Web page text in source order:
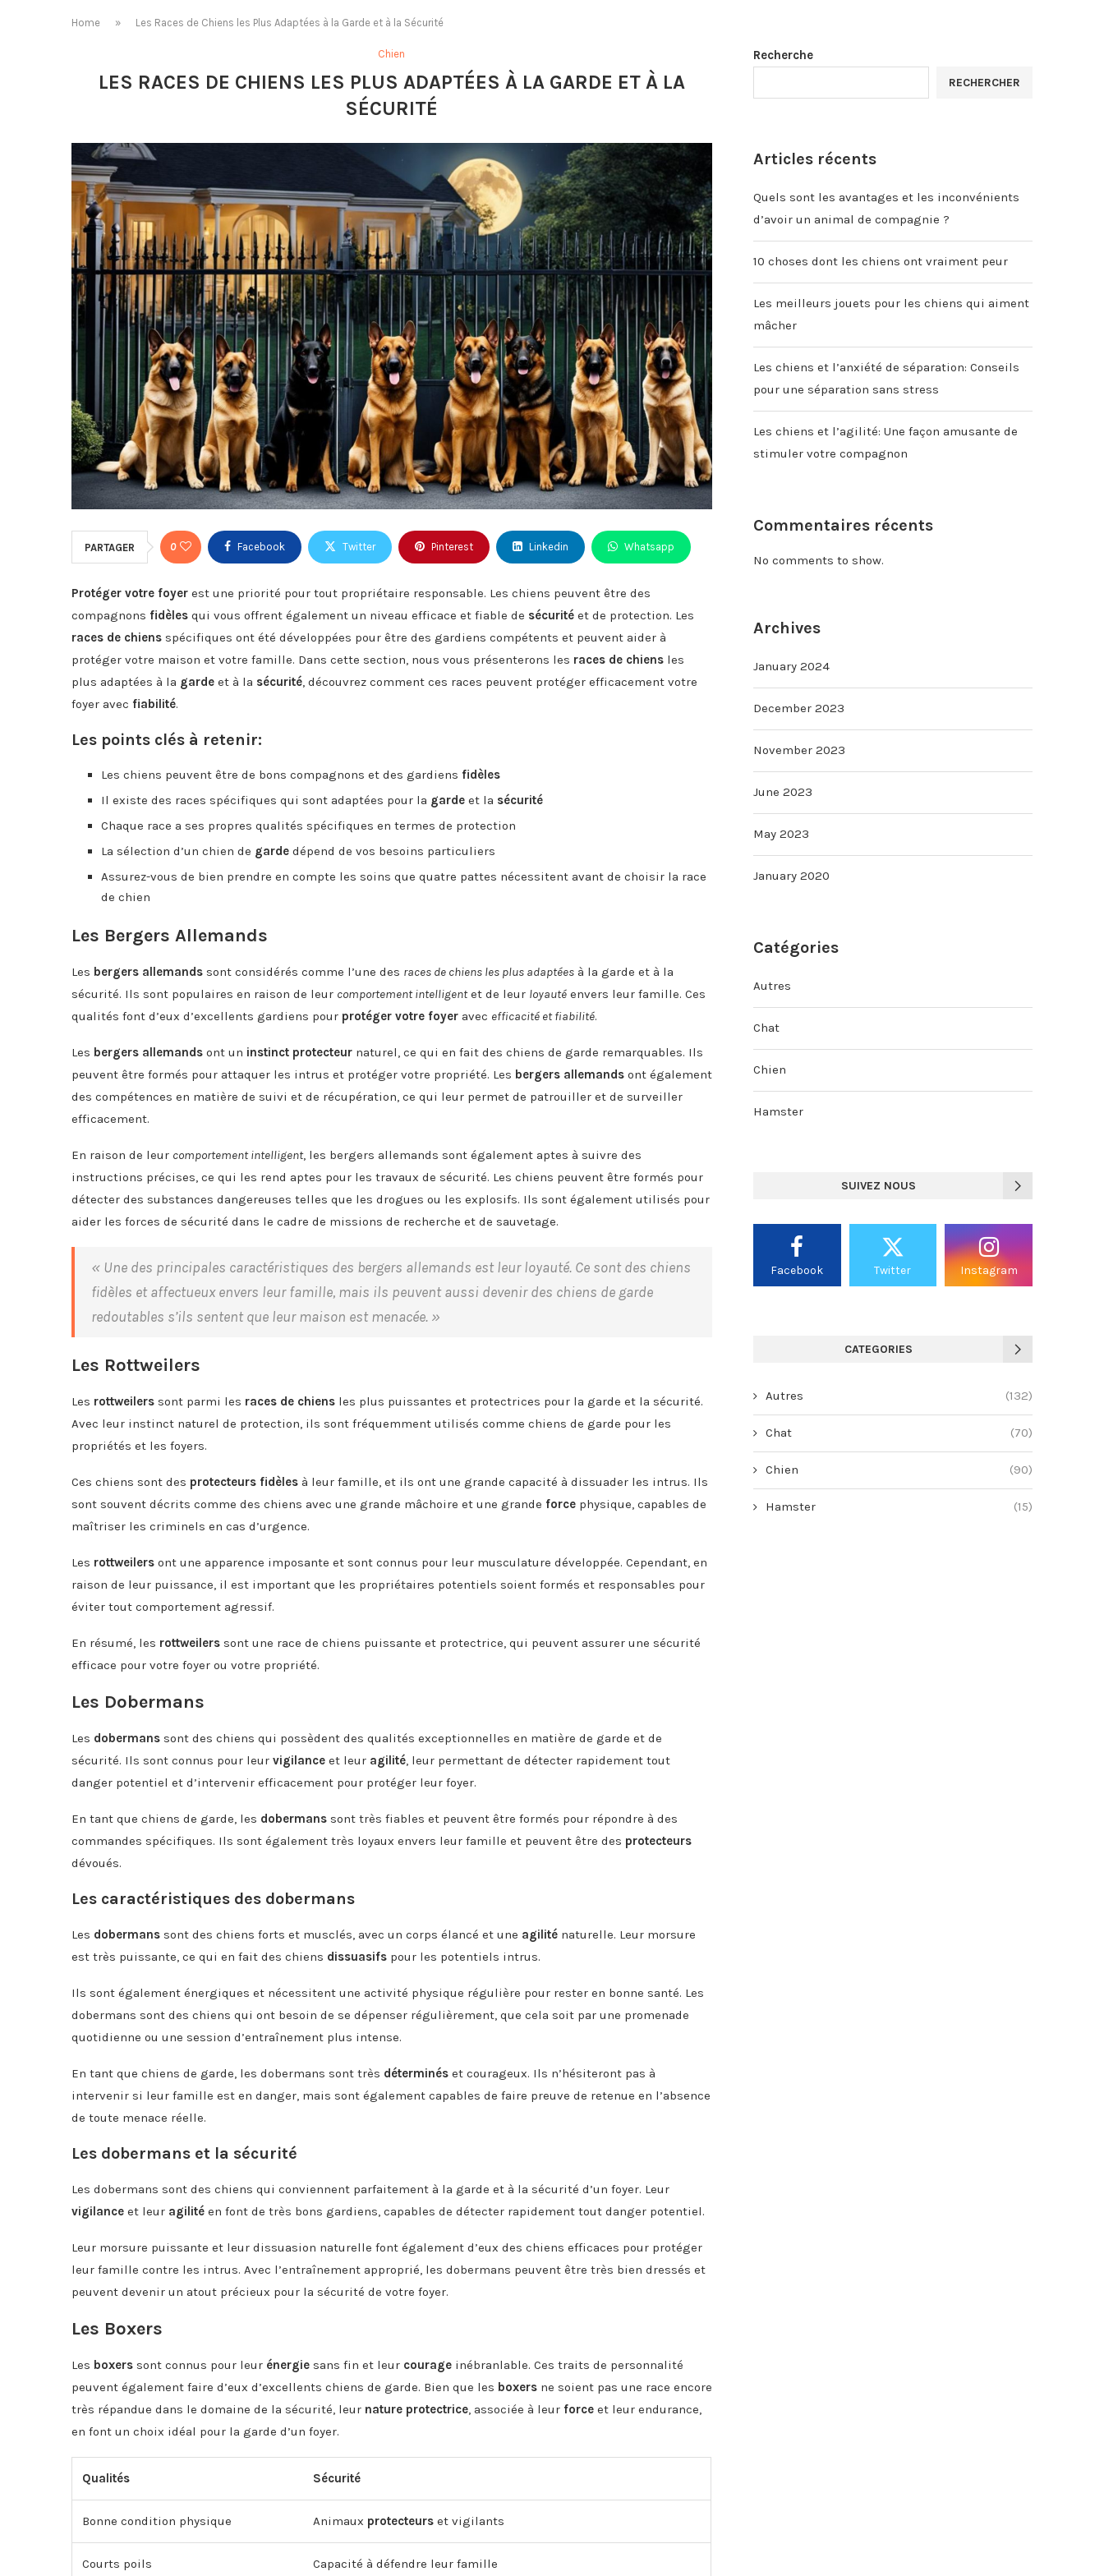
Home » Les Races de Chiens les Plus Adaptées à la Garde et à la Sécurité
Chien
LES RACES DE CHIENS LES PLUS ADAPTÉES À LA GARDE ET À LA
SÉCURITÉ
PARTAGER 0 Facebook Twitter Pinterest Linkedin Whatsapp
Protéger votre foyer est une priorité pour tout propriétaire responsable. Les chiens peuvent être des
compagnons fidèles qui vous offrent également un niveau efficace et fiable de sécurité et de protection. Les
races de chiens spécifiques ont été développées pour être des gardiens compétents et peuvent aider à
protéger votre maison et votre famille. Dans cette section, nous vous présenterons les races de chiens les
plus adaptées à la garde et à la sécurité, découvrez comment ces races peuvent protéger efficacement votre
foyer avec fiabilité.
Les points clés à retenir:
Les chiens peuvent être de bons compagnons et des gardiens fidèles
Il existe des races spécifiques qui sont adaptées pour la garde et la sécurité
Chaque race a ses propres qualités spécifiques en termes de protection
La sélection d’un chien de garde dépend de vos besoins particuliers
Assurez-vous de bien prendre en compte les soins que quatre pattes nécessitent avant de choisir la race
de chien
Les Bergers Allemands
Les bergers allemands sont considérés comme l’une des races de chiens les plus adaptées à la garde et à la
sécurité. Ils sont populaires en raison de leur comportement intelligentet de leur loyauté envers leur famille. Ces
qualités font d’eux d’excellents gardiens pour protéger votre foyer avec efficacité et fiabilité.
Les bergers allemands ont un instinct protecteur naturel, ce qui en fait des chiens de garde remarquables. Ils
peuvent être formés pour attaquer les intrus et protéger votre propriété. Les bergers allemands ont également
des compétences en matière de suivi et de récupération, ce qui leur permet de patrouiller et de surveiller
efficacement.
En raison de leur comportement intelligent, les bergers allemands sont également aptes à suivre des
instructions précises, ce qui les rend aptes pour les travaux de sécurité. Les chiens peuvent être formés pour
détecter des substances dangereuses telles que les drogues ou les explosifs. Ils sont également utilisés pour
aider les forces de sécurité dans le cadre de missions de recherche et de sauvetage.
« Une des principales caractéristiques des bergers allemands est leur loyauté. Ce sont des chiens
fidèles et affectueux envers leur famille, mais ils peuvent aussi devenir des chiens de garde
redoutables s’ils sentent que leur maison est menacée. »
Les Rottweilers
Les rottweilers sont parmi les races de chiens les plus puissantes et protectrices pour la garde et la sécurité.
Avec leur instinct naturel de protection, ils sont fréquemment utilisés comme chiens de garde pour les
propriétés et les foyers.
Ces chiens sont des protecteurs fidèles à leur famille, et ils ont une grande capacité à dissuader les intrus. Ils
sont souvent décrits comme des chiens avec une grande mâchoire et une grande force physique, capables de
maîtriser les criminels en cas d’urgence.
Les rottweilers ont une apparence imposante et sont connus pour leur musculature développée. Cependant, en
raison de leur puissance, il est important que les propriétaires potentiels soient formés et responsables pour
éviter tout comportement agressif.
En résumé, les rottweilers sont une race de chiens puissante et protectrice, qui peuvent assurer une sécurité
efficace pour votre foyer ou votre propriété.
Les Dobermans
Les dobermans sont des chiens qui possèdent des qualités exceptionnelles en matière de garde et de
sécurité. Ils sont connus pour leur vigilance et leur agilité, leur permettant de détecter rapidement tout
danger potentiel et d’intervenir efficacement pour protéger leur foyer.
En tant que chiens de garde, les dobermans sont très fiables et peuvent être formés pour répondre à des
commandes spécifiques. Ils sont également très loyaux envers leur famille et peuvent être des protecteurs
dévoués.
Les caractéristiques des dobermans
Les dobermans sont des chiens forts et musclés, avec un corps élancé et une agilité naturelle. Leur morsure
est très puissante, ce qui en fait des chiens dissuasifs pour les potentiels intrus.
Ils sont également énergiques et nécessitent une activité physique régulière pour rester en bonne santé. Les
dobermans sont des chiens qui ont besoin de se dépenser régulièrement, que cela soit par une promenade
quotidienne ou une session d’entraînement plus intense.
En tant que chiens de garde, les dobermans sont très déterminés et courageux. Ils n’hésiteront pas à
intervenir si leur famille est en danger, mais sont également capables de faire preuve de retenue en l’absence
de toute menace réelle.
Les dobermans et la sécurité
Les dobermans sont des chiens qui conviennent parfaitement à la garde et à la sécurité d’un foyer. Leur
vigilance et leur agilité en font de très bons gardiens, capables de détecter rapidement tout danger potentiel.
Leur morsure puissante et leur dissuasion naturelle font également d’eux des chiens efficaces pour protéger
leur famille contre les intrus. Avec l’entraînement approprié, les dobermans peuvent être très bien dressés et
peuvent devenir un atout précieux pour la sécurité de votre foyer.
Les Boxers
Les boxers sont connus pour leur énergie sans fin et leur courage inébranlable. Ces traits de personnalité
peuvent également faire d’eux d’excellents chiens de garde. Bien que les boxers ne soient pas une race encore
très répandue dans le domaine de la sécurité, leur nature protectrice, associée à leur force et leur endurance,
en font un choix idéal pour la garde d’un foyer.
Qualités Sécurité
Bonne condition physique Animaux protecteurs et vigilants
Courts poils Capacité à défendre leur famille
Recherche
RECHERCHER
Articles récents
Quels sont les avantages et les inconvénients
d’avoir un animal de compagnie ?
10 choses dont les chiens ont vraiment peur
Les meilleurs jouets pour les chiens qui aiment
mâcher
Les chiens et l’anxiété de séparation: Conseils
pour une séparation sans stress
Les chiens et l’agilité: Une façon amusante de
stimuler votre compagnon
Commentaires récents
No comments to show.
Archives
January 2024
December 2023
November 2023
June 2023
May 2023
January 2020
Catégories
Autres
Chat
Chien
Hamster
SUIVEZ NOUS
Facebook Twitter Instagram
CATEGORIES
Autres (132)
Chat (70)
Chien (90)
Hamster (15)